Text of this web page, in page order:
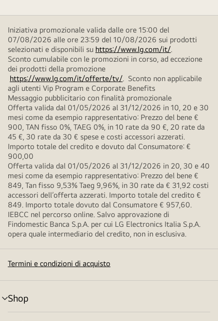
Iniziativa promozionale valida dalle ore 15:00 del
07/08/2026 alle ore 23:59 del 10/08/2026 sui prodotti
selezionati e disponibili su https://www.lg.com/it/.
Sconto cumulabile con le promozioni in corso, ad eccezione
dei prodotti della promozione
https://www.lg.com/it/offerte/tv/. Sconto non applicabile
agli utenti Vip Program e Corporate Benefits
Messaggio pubblicitario con finalità promozionale
Offerta valida dal 01/05/2026 al 31/12/2026 in 10, 20 e 30
mesi come da esempio rappresentativo: Prezzo del bene €
900, TAN fisso 0%, TAEG 0%, in 10 rate da 90 €, 20 rate da
45 €, 30 rate da 30 € spese e costi accessori azzerati.
Importo totale del credito e dovuto dal Consumatore: €
900,00
Offerta valida dal 01/05/2026 al 31/12/2026 in 20, 30 e 40
mesi come da esempio rappresentativo: Prezzo del bene €
849, Tan fisso 9,53% Taeg 9,96%, in 30 rate da € 31,92 costi
accessori dell’offerta azzerati. Importo totale del credito €
849. Importo totale dovuto dal Consumatore € 957,60.
IEBCC nel percorso online. Salvo approvazione di
Findomestic Banca S.p.A. per cui LG Electronics Italia S.p.A.
opera quale intermediario del credito, non in esclusiva.
Termini e condizioni di acquisto
Shop
Attivazione
menu